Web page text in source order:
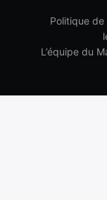
Politique
L’équipe du